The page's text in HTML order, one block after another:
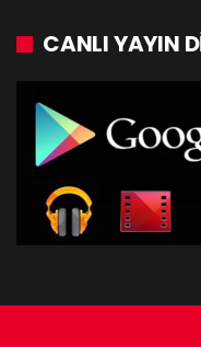
CANLI YAYIN